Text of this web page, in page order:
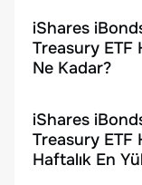
iShares
Treasury ETF
Ne Kadar?
iShares
Treasury ETF
Haftalık En